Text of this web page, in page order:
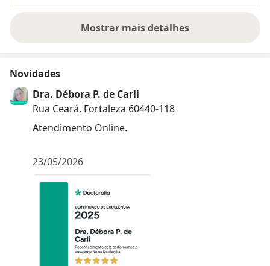
Mostrar mais detalhes
sobre a experiência
Novidades
Dra. Débora P. de Carli
Rua Ceará, Fortaleza 60440-118
Atendimento Online.
23/05/2026